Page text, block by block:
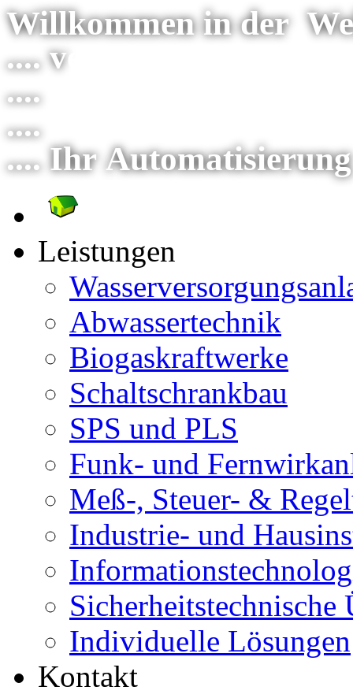
Willkommen in der
.... verlassen Sie sich
....
....
.... Ihr Automatisierung
Leistungen
Abwassertechnik
Biogaskraftwerke
Schaltschrankbau
SPS und PLS
Funk- und
Meß-, Steuer- &
Industrie- und
Sicherheitstechnische
Individuelle Lösungen
Kontakt